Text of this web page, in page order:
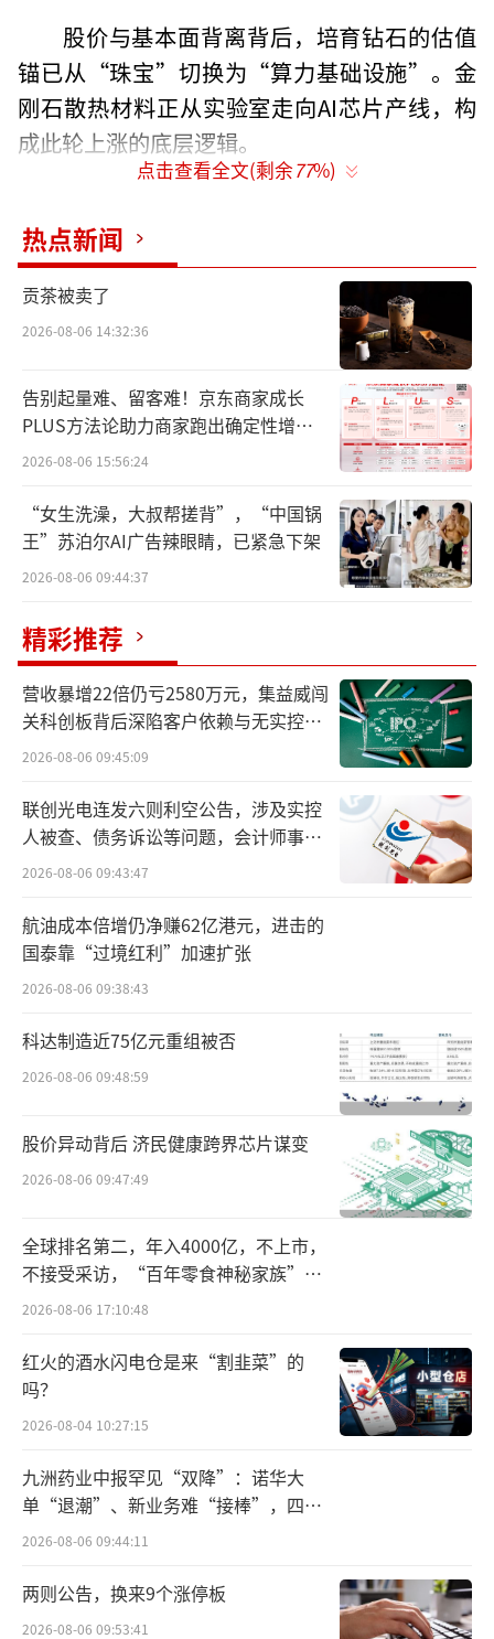
股价与基本面背离背后，培育钻石的估值
锚已从“珠宝”切换为“算力基础设施”。金
刚石散热材料正从实验室走向AI芯片产线，构
成此轮上涨的底层逻辑。
市场可能发生变化，历史业绩不预示未来表
现。）
板块现状速递
截至5月26日，培育钻石板块已连续三个交
易日收红。5月26日当天，全市场超4000只个
股下跌，上证指数微跌0.17%、沪深300上涨0.
53%，而培育钻石板块逆势收涨3.02%，显示
出较强的独立性与资金关注度。
从资金面看，主力资金连续三个交易日净
流入该板块。5月22日集中抢筹特征明显；此后
两个交易日虽有所退潮，但整体仍维持净流入
状态。
从“宝石”到“散热片”，商用元年开启
料商用元年开启，产业催化密集落地。金刚石
因物理性能优势，成为AI芯片散热的重要技术
学稳定性强、绝缘性优异。当前AI服务器芯片
单颗功耗已突破1000W，传统散热材料接近物
理极限，金刚石散热基板被业界视为可行的技
术路线之一。
中国拥有全球最大的高温高压（HPHT）人
造金刚石产能，从宝石级产能切换到散热片生
产的边际成本相对较低，为产业化提供了基
础。近三个月内，产业催化事件密集落地，构
成了“技术突破→巨头确认→规模化应用→官
方定调”的产业逻辑链条。
板块个股扫描
题材驱动分化显著，“散热材料”方向领
涨
板块内部分化剧烈，具备散热材料转型属
性的标的领涨，传统龙头与绩优股涨幅滞后，
点击查看全文(剩余77%)
热点新闻
贡茶被卖了
2026-08-06 14:32:36
告别起量难、留客难！京东商家成长
PLUS方法论助力商家跑出确定性增长
路径
2026-08-06 15:56:24
“女生洗澡，大叔帮搓背”，“中国锅
王”苏泊尔AI广告辣眼睛，已紧急下架
2026-08-06 09:44:37
精彩推荐
营收暴增22倍仍亏2580万元，集益威闯
关科创板背后深陷客户依赖与无实控人
困局
2026-08-06 09:45:09
联创光电连发六则利空公告，涉及实控
人被查、债务诉讼等问题，会计师事务
所曾出具“保留意见”
2026-08-06 09:43:47
航油成本倍增仍净赚62亿港元，进击的
国泰靠“过境红利”加速扩张
2026-08-06 09:38:43
科达制造近75亿元重组被否
2026-08-06 09:48:59
股价异动背后 济民健康跨界芯片谋变
2026-08-06 09:47:49
全球排名第二，年入4000亿，不上市，
不接受采访，“百年零食神秘家族”浮
出水面？
2026-08-06 17:10:48
红火的酒水闪电仓是来“割韭菜”的
吗？
2026-08-04 10:27:15
九洲药业中报罕见“双降”：诺华大
单“退潮”、新业务难“接棒”，四大
难关待闯
2026-08-06 09:44:11
两则公告，换来9个涨停板
2026-08-06 09:53:41